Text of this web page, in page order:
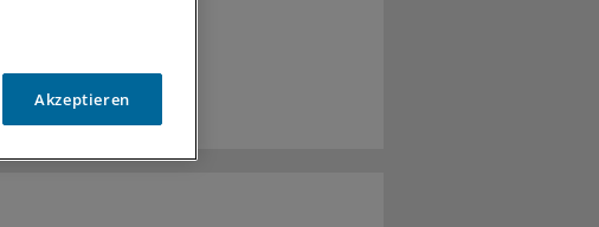
Akzeptieren